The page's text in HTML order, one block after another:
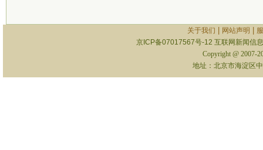
关于我们 网站声明
京ICP备07017567号-12 互联网新闻信
Copyright @ 2007-
地址：北京市海淀区